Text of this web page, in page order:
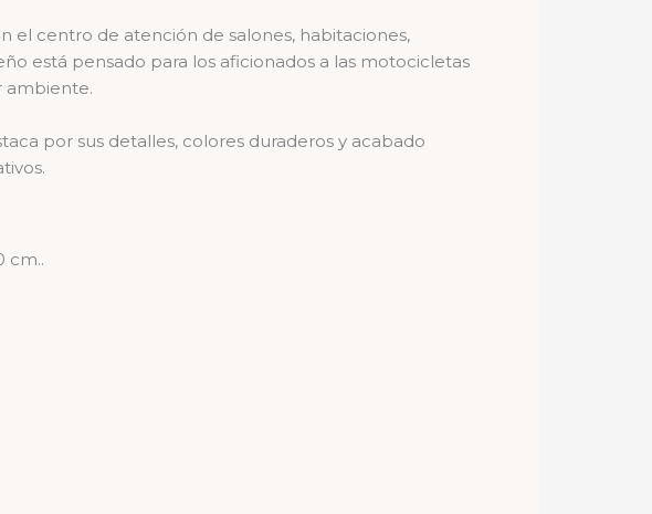
el centro de atención de salones, habitaciones,
está pensado para los aficionados a las motocicletas
ambiente.
por sus detalles, colores duraderos y acabado
cm..